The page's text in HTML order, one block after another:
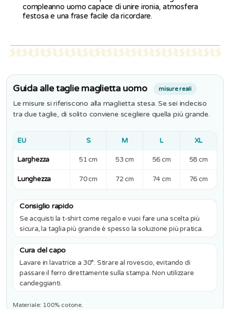
compleanno uomo capace di unire ironia, atmosfera
festosa e una frase facile da ricordare.
Guida alle taglie maglietta uomo misure reali
Le misure si riferiscono alla maglietta stesa. Se sei indeciso
tra due taglie, di solito conviene scegliere quella più grande.
EU S M L XL
Larghezza 51 cm 53 cm 56 cm 58 cm
Lunghezza 70 cm 72 cm 74 cm 76 cm
Consiglio rapido
Se acquisti la t-shirt come regalo e vuoi fare una scelta più
sicura, la taglia più grande è spesso la soluzione più pratica.
Cura del capo
Lavare in lavatrice a 30°. Stirare al rovescio, evitando di
passare il ferro direttamente sulla stampa. Non utilizzare
candeggianti.
Materiale: 100% cotone.